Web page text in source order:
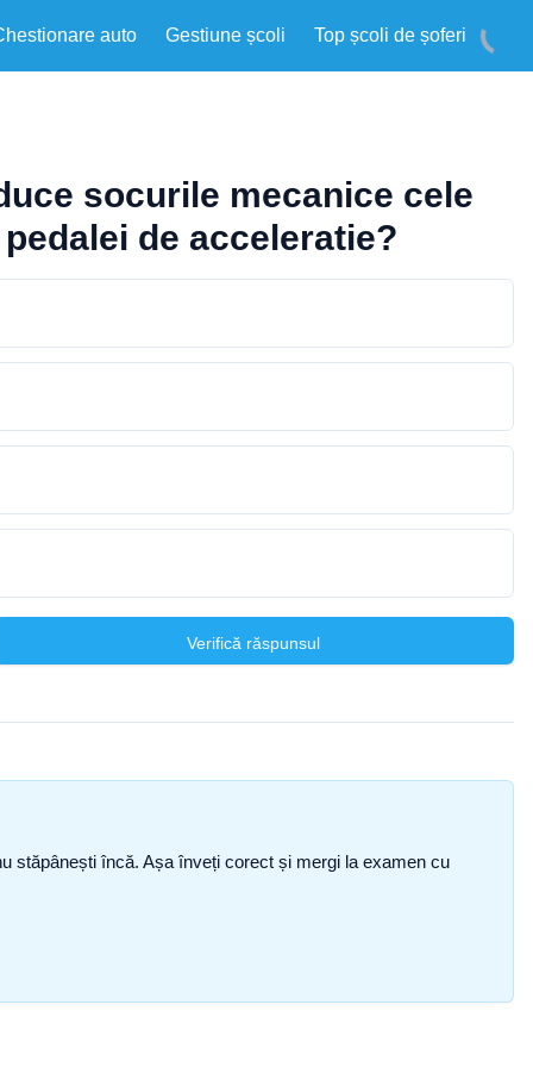
auto Gestiune școli Top școli de șoferi
socurile mecanice cele
de acceleratie?
Verifică răspunsul
stăpânești încă. Așa înveți corect și mergi la examen cu